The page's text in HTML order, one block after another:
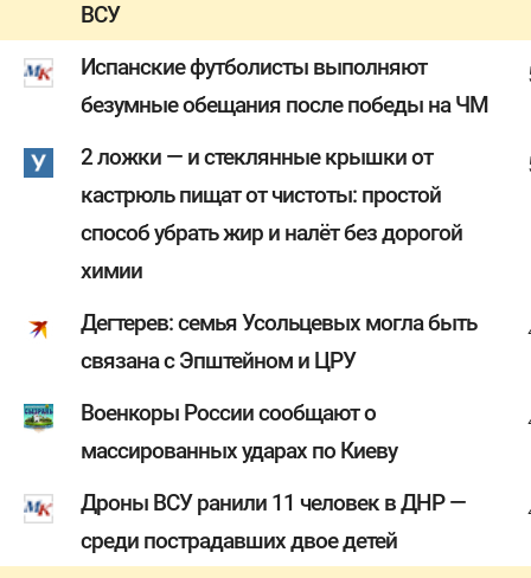
ВСУ
Испанские футболисты выполняют
безумные обещания после победы на ЧМ
2 ложки — и стеклянные крышки от
кастрюль пищат от чистоты: простой
способ убрать жир и налёт без дорогой
химии
Дегтерев: семья Усольцевых могла быть
связана с Эпштейном и ЦРУ
Военкоры России сообщают о
массированных ударах по Киеву
Дроны ВСУ ранили 11 человек в ДНР —
среди пострадавших двое детей